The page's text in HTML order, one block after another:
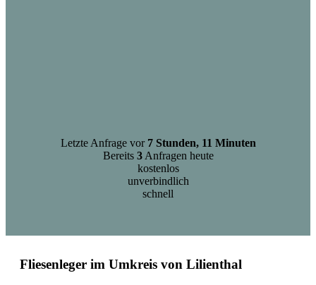
Letzte Anfrage vor 7 Stunden, 11 Minuten
Bereits 3Anfragen heute
kostenlos
unverbindlich
schnell
Fliesenleger im Umkreis von Lilienthal